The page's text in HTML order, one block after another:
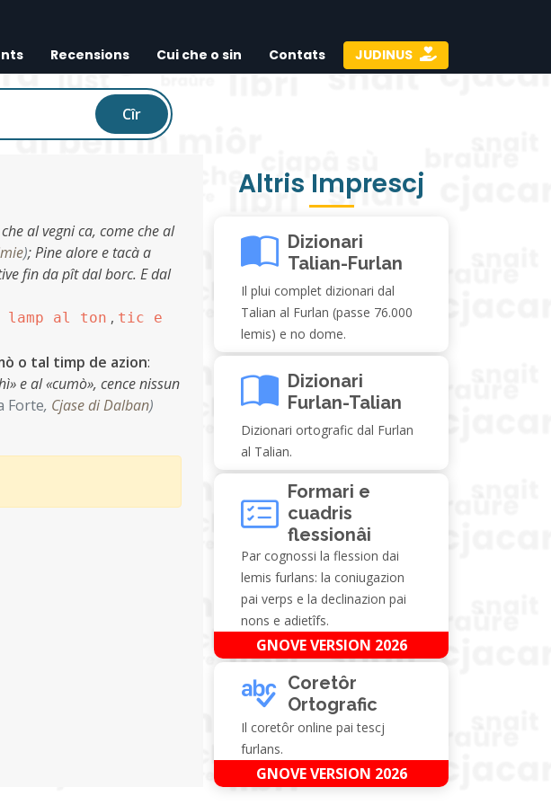
Recensions Cui che o sin Contats JUDINUS
Cîr
al vegni ca, come che al
);Pine alore e tacà a
fin da pît dal borc. E dal
lamp al ton , tic e
o tal timp de azion:
e al «cumò», cence nissun
Forte, Cjase di Dalban)
Altris Imprescj
Dizionari
Talian-Furlan
Il plui complet dizionari dal
Talian al Furlan (passe 76.000
lemis) e no dome.
Dizionari
Furlan-Talian
Dizionari ortografic dal Furlan
al Talian.
Formari e
cuadris
flessionâi
Par cognossi la flession dai
lemis furlans: la coniugazion
pai verps e la declinazion pai
nons e adietîfs.
GNOVE VERSION 2026
Coretôr
Ortografic
Il coretôr online pai tescj
furlans.
GNOVE VERSION 2026